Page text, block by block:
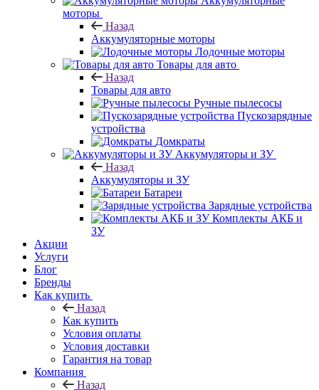
моторы
Назад
Аккумуляторные моторы
Лодочные моторы
Товары для авто
Назад
Товары для авто
Ручные пылесосы
Пускозарядные
устройства
Домкраты
Аккумуляторы и ЗУ
Назад
Аккумуляторы и ЗУ
Батареи
Зарядные устройства
Комплекты АКБ и
ЗУ
Акции
Услуги
Блог
Бренды
Как купить
Назад
Как купить
Условия оплаты
Условия доставки
Гарантия на товар
Компания
Назад